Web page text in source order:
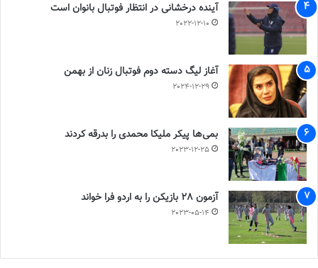
آینده درخشانی در انتظار فوتبال بانوان است
2022-12-10
آغاز لیگ دسته دوم فوتبال زنان از بهمن
2024-12-29
بمی‌ها پیکر ملیکا محمدی را بدرقه کردند
2023-12-25
آزمون 28 بازیکن را به اردو فرا خواند
2023-05-14